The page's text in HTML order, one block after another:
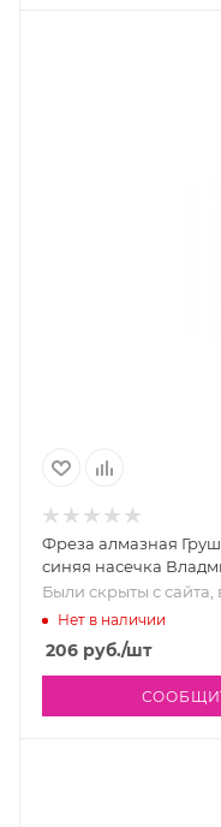
Фреза алмазная
синяя насечка
Были скрыты с
Нет в наличии
206 руб./шт